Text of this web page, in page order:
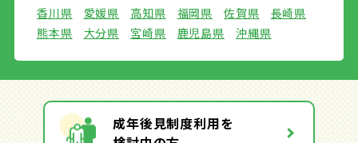
香川県
愛媛県 高知県 福岡県 佐賀県
長崎県
熊本県
大分県 宮崎県 鹿児島県 沖縄県
成年後見制度利用を